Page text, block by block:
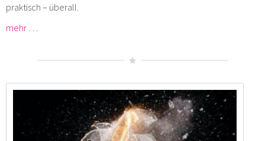
praktisch – überall.
mehr …